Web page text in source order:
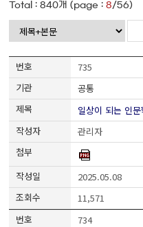
Total :840개 (page :8/56)
735
공통
일상이 되는 인
관리자
2025.05.08
11,571
734